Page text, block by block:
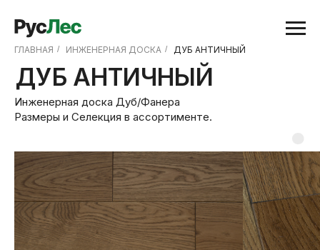
ГЛАВНАЯ / ИНЖЕНЕРНАЯ ДОСКА / ДУБ АНТИЧНЫЙ
ДУБ АНТИЧНЫЙ
Инженерная доска Дуб/Фанера
Размеры и Селекция в ассортименте.